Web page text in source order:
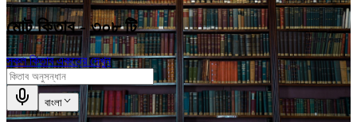
মোট কিতাব -৩০৮টি
সকল কিতাব একত্রে দেখুন
বাংলা